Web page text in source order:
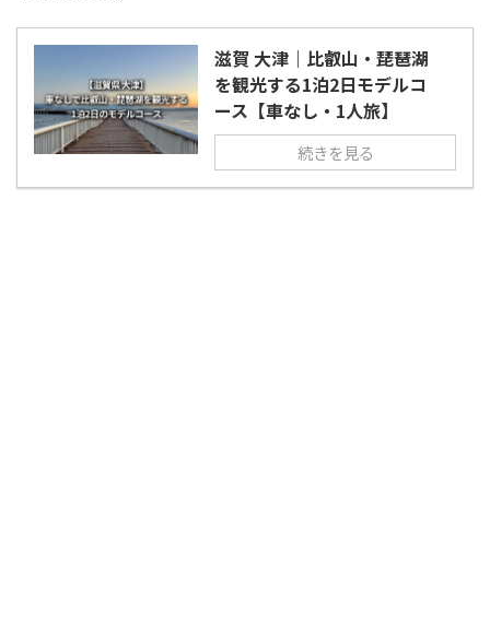
滋賀 大津｜比叡山・琵琶湖
を観光する1泊2日モデルコ
ース【車なし・1人旅】
続きを見る